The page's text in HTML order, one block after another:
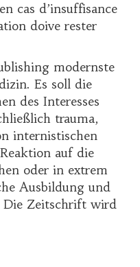
cas d’insuffisance
doive rester
modernste
Es soll die
des Interesses
trauma,
internistischen
auf die
oder in extrem
Ausbildung und
Die Zeitschrift wird